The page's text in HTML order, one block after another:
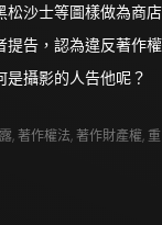
松沙士等圖樣做為商店
提告，認為違反著作權
攝影的人告他呢？
, 著作權法,著作財產權,重